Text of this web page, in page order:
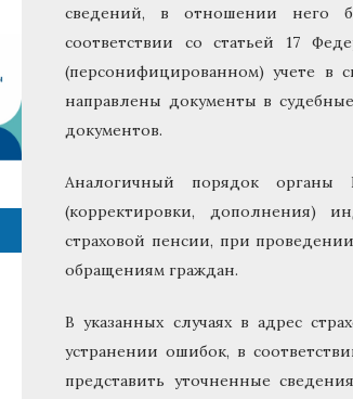
сведений, в отношении него
соответствии со статьей 17
(персонифицированном) учете в
направлены документы в
документов.
Аналогичный порядок органы
(корректировки, дополнения)
страховой пенсии, при
обращениям граждан.
В указанных случаях в адрес
устранении ошибок, в
представить уточненные